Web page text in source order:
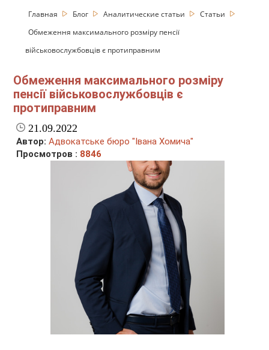
Главная Блог Аналитические статьи
Статьи
Обмеження максимального розміру пенсії
військовослужбовців є протиправним
Обмеження максимального розміру
пенсії військовослужбовців є
протиправним
21.09.2022
Автор: Адвокатське бюро "Івана Хомича"
Просмотров : 8846